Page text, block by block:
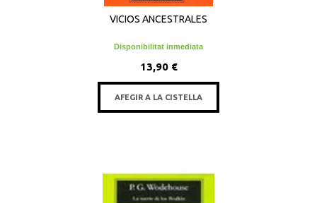
VICIOS ANCESTRALES
Disponibilitat inmediata
13,90 €
AFEGIR A LA CISTELLA